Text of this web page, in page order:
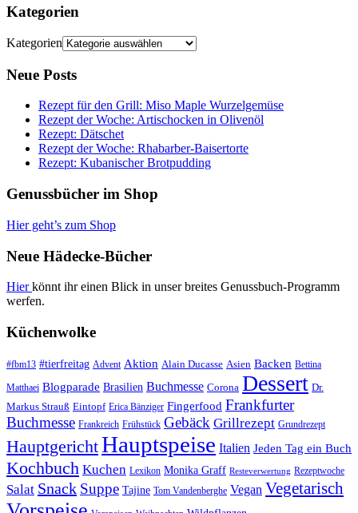
Kategorien
Kategorien
Neue Posts
Rezept für den Grill: Miso Maple Wurzelgemüse
Rezept der Woche: Artischocken in Olivenöl
Rezept: Dätschet
Rezept der Woche: Rhabarber-Baisertorte
Rezept: Kubanischer Brotpudding
Genussbücher im Shop
Hier geht’s zum Shop
Neue Hädecke-Bücher
Hierkönnt ihr einen Blick in unser breites Genussbuch-Programm
werfen.
Küchenwolke
#fbm13 #tierfreitag Advent Aktion Alain Ducasse Asien Backen Bettina
Matthaei Blogparade Brasilien Buchmesse Corona Dessert Dr.
Markus Strauß Eintopf Erica Bänziger Fingerfood Frankfurter
Buchmesse Frankreich Frühstück Gebäck Grillrezept Grundrezept
HauptgerichtHauptspeise Italien Jeden Tag ein Buch
Kochbuch Kuchen Lexikon Monika Graff Resteverwertung Rezeptwoche
Salat Snack Suppe Tajine Tom Vandenberghe Vegan Vegetarisch